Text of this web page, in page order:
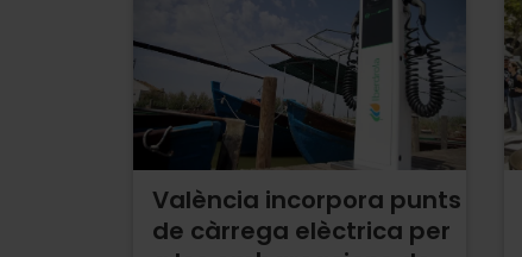
València incorpora punts
de càrrega elèctrica per